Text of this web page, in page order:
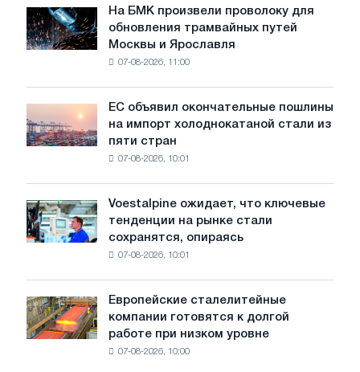
мая
июле
На
БМК
произвели
трамвайных
путей
Москвы
Ярославля
На БМК произвели проволоку для
обновления трамвайных путей
Москвы и Ярославля
07-08-2026, 11:00
объявил
окончательные
холоднокатаной
стали
из
стран
ЕС объявил окончательные пошлины
на импорт холоднокатаной стали из
пяти стран
07-08-2026, 10:01
Voestalpine
ожидает,
что
рынке
стали
сохранятся,
Voestalpine ожидает, что ключевые
тенденции на рынке стали
сохранятся, опираясь
07-08-2026, 10:01
Европейские
сталелитейные
компании
Европейские сталелитейные
компании готовятся к долгой
работе при низком уровне
07-08-2026, 10:00